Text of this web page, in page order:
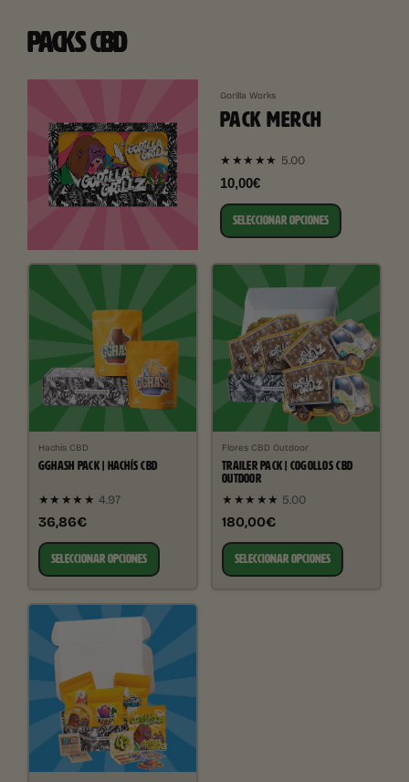
PACKS CBD
Gorilla Works
PACK MERCH
★★★★★ 5.00
10,00€
SELECCIONAR OPCIONES
Hachís CBD
GGHASH PACK | HACHÍS CBD
★★★★★ 4.97
36,86€
SELECCIONAR OPCIONES
Flores CBD Outdoor
TRAILER PACK | COGOLLOS CBD
OUTDOOR
★★★★★ 5.00
180,00€
SELECCIONAR OPCIONES